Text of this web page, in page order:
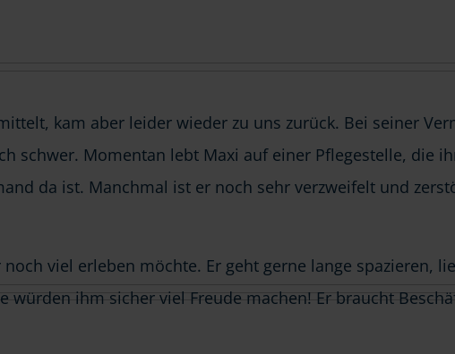
kam aber leider wieder zu uns zurück. Bei seiner
schwer. Momentan lebt Maxi auf einer Pflegestelle, die
da ist. Manchmal ist er noch sehr verzweifelt und
viel erleben möchte. Er geht gerne lange spazieren,
würden ihm sicher viel Freude machen! Er braucht